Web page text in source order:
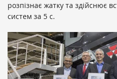
розпізнає жатку та здійснює
систем за 5 с.